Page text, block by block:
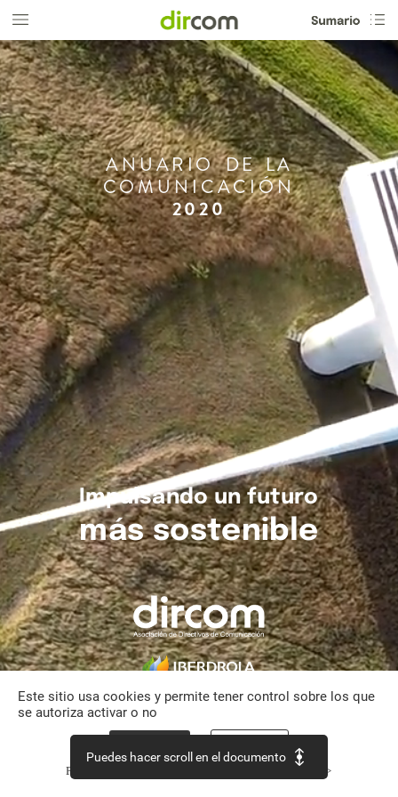
ANUARIO DE LA
COMUNICACIÓN
2020
Impulsando un futuro
más sostenible
Este sitio usa cookies y permite tener control sobre los que
se autoriza activar o no
Política de confidencialidad Continuar sin aceptar >
Puedes hacer scroll en el documento